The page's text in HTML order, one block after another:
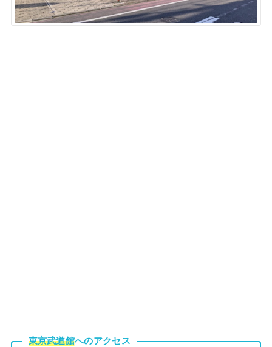
東京武道館へのアクセス